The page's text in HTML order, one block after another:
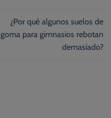
¿Por qué algunos suelos de
goma para gimnasios rebotan
demasiado?